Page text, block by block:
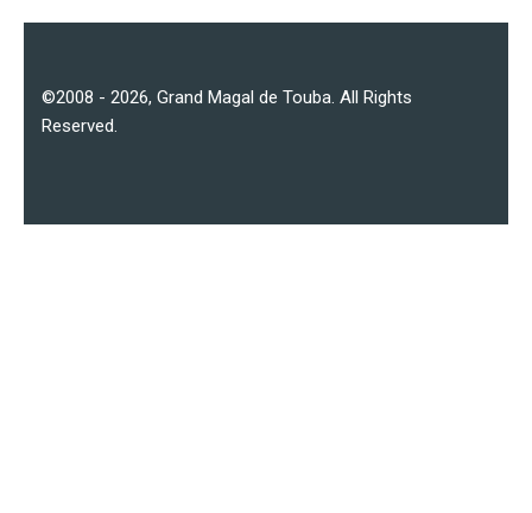
©2008 - 2026, Grand Magal de Touba . All Rights
Reserved.